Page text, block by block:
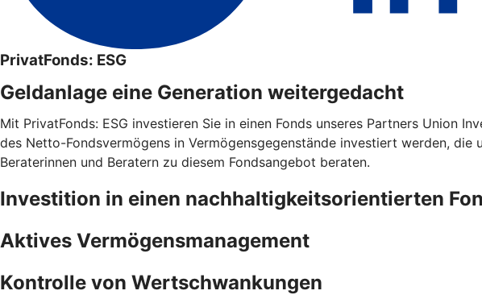
PrivatFonds: ESG
Geldanlage eine Generation weitergedacht
Mit PrivatFonds: ESG investieren Sie in einen Fonds unseres Partners Union
des Netto-Fondsvermögens in Vermögensgegenstände investiert werden,
Beraterinnen und Beratern zu diesem Fondsangebot beraten.
Investition in einen nachhaltigkeitsorientierten
Aktives Vermögensmanagement
Kontrolle von Wertschwankungen